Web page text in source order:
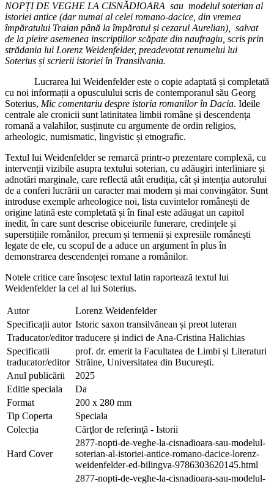
NOPȚI DE VEGHE LA CISNĂDIOARA sau modelul soterian al
istoriei antice (dar numai al celei romano-dacice, din vremea
împăratului Traian până la împăratul și cezarul Aurelian), salvat
de la pieire asemenea inscripțiilor scăpate din naufragiu, scris prin
strădania lui Lorenz Weidenfelder, preadevotat renumelui lui
Soterius și scrierii istoriei în Transilvania.
Lucrarea lui Weidenfelder este o copie adaptată și completată
cu noi informații a opusculului scris de contemporanul său Georg
Soterius, Mic comentariu despre istoria romanilor în Dacia. Ideile
centrale ale cronicii sunt latinitatea limbii române și descendența
romană a valahilor, susținute cu argumente de ordin religios,
arheologic, numismatic, lingvistic și etnografic.
Textul lui Weidenfelder se remarcă printr-o prezentare complexă, cu
intervenții vizibile asupra textului soterian, cu adăugiri interliniare și
adnotări marginale, care reflectă atât erudiția, cât și intenția autorului
de a conferi lucrării un caracter mai modern și mai convingător. Sunt
introduse exemple arheologice noi, lista cuvintelor românești de
origine latină este completată și în final este adăugat un capitol
inedit, în care sunt descrise obiceiurile funerare, credințele și
superstițiile românilor, precum și termenii și expresiile românești
legate de ele, cu scopul de a aduce un argument în plus în
demonstrarea descendenței romane a românilor.
Notele critice care însoțesc textul latin raportează textul lui
Weidenfelder la cel al lui Soterius.
Autor
Lorenz Weidenfelder
Specificații autor Istoric saxon transilvănean și preot luteran
Traducator/editor traducere și indici de Ana-Cristina Halichias
Specificatii
traducator/editor
prof. dr. emerit la Facultatea de Limbi și Literaturi
Străine, Universitatea din București.
Anul publicării
2025
Editie speciala
Da
Format
200 x 280 mm
Tip Coperta
Speciala
Colecția
Cărţlor de referinţă - Istorii
Hard Cover
2877-nopti-de-veghe-la-cisnadioara-sau-modelul-
soterian-al-istoriei-antice-romano-dacice-lorenz-
weidenfelder-ed-bilingva-9786303620145.html
2877-nopti-de-veghe-la-cisnadioara-sau-modelul-